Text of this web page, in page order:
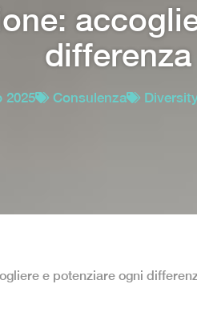
differenza
2025 Consulenza
e potenziare ogni